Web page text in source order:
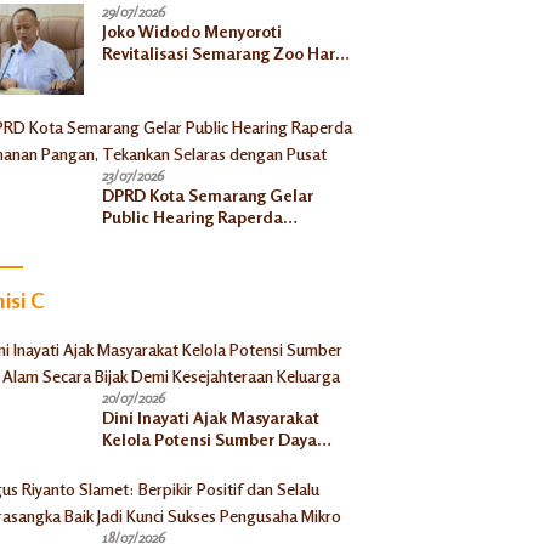
29/07/2026
Joko Widodo Menyoroti
Revitalisasi Semarang Zoo Harus
23/07/2026
DPRD Kota Semarang Gelar
Public Hearing Raperda
C
20/07/2026
Dini Inayati Ajak Masyarakat
Kelola Potensi Sumber Daya
Kesejahteraan Keluarga
18/07/2026